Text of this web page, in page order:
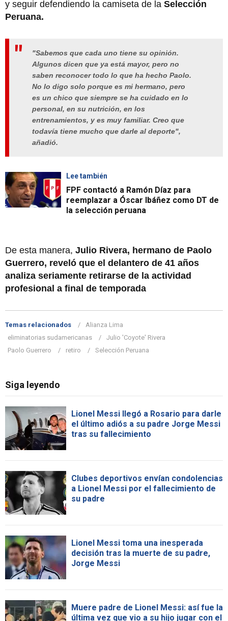
y seguir defendiendo la camiseta de la Selección
Peruana.
"Sabemos que cada uno tiene su opinión.
Algunos dicen que ya está mayor, pero no
saben reconocer todo lo que ha hecho Paolo.
No lo digo solo porque es mi hermano, pero
es un chico que siempre se ha cuidado en lo
personal, en su nutrición, en los
entrenamientos, y es muy familiar. Creo que
todavía tiene mucho que darle al deporte",
añadió.
Lee también
FPF contactó a Ramón Díaz para
reemplazar a Óscar Ibáñez como DT de
la selección peruana
De esta manera, Julio Rivera, hermano de Paolo
Guerrero, reveló que el delantero de 41 años
analiza seriamente retirarse de la actividad
profesional a final de temporada
Temas relacionados
Alianza Lima
eliminatorias sudamericanas
Julio 'Coyote' Rivera
Paolo Guerrero
retiro Selección Peruana
Siga leyendo
Lionel Messi llegó a Rosario para darle
el último adiós a su padre Jorge Messi
tras su fallecimiento
Clubes deportivos envían condolencias
a Lionel Messi por el fallecimiento de
su padre
Lionel Messi toma una inesperada
decisión tras la muerte de su padre,
Jorge Messi
Muere padre de Lionel Messi: así fue la
última vez que vio a su hijo jugar con el